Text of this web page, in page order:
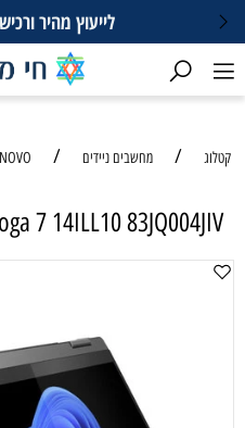
לייעוץ מהיר
קטלוג / מחשבים ניידים /
7 14ILL10 83JQ004JIV